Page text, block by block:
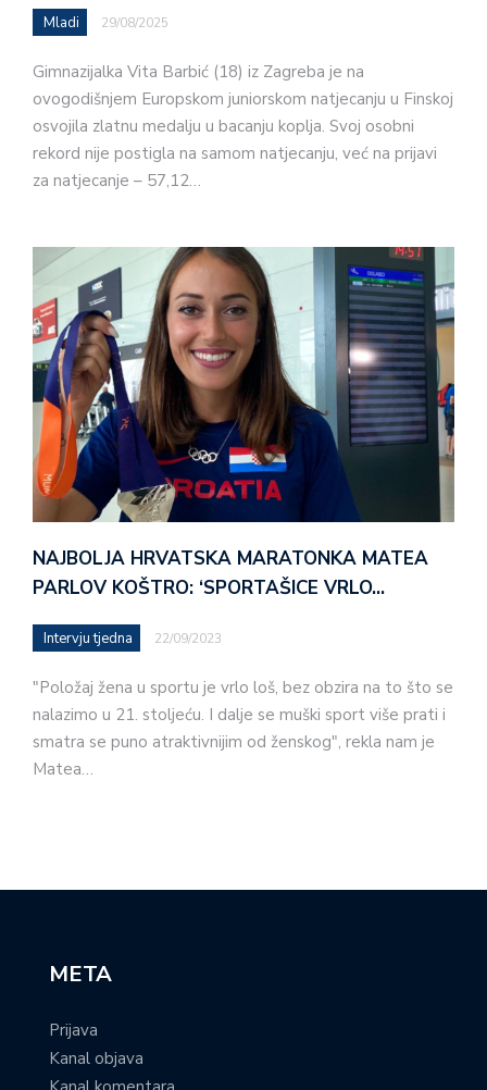
Mladi 29/08/2025
Gimnazijalka Vita Barbić (18) iz Zagreba je na
ovogodišnjem Europskom juniorskom natjecanju u Finskoj
osvojila zlatnu medalju u bacanju koplja. Svoj osobni
rekord nije postigla na samom natjecanju, već na prijavi
za natjecanje – 57,12…
NAJBOLJA HRVATSKA MARATONKA MATEA
PARLOV KOŠTRO: ‘SPORTAŠICE VRLO…
Intervju tjedna 22/09/2023
"Položaj žena u sportu je vrlo loš, bez obzira na to što se
nalazimo u 21. stoljeću. I dalje se muški sport više prati i
smatra se puno atraktivnijim od ženskog", rekla nam je
Matea…
META
Prijava
Kanal objava